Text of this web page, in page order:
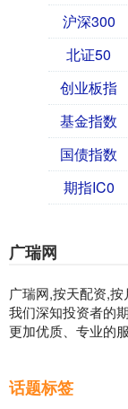
沪深300
北证50
创业板指
基金指数
国债指数
期指IC0
广瑞网
广瑞网,按天配资,
我们深知投资者的
更加优质、专业的
话题标签